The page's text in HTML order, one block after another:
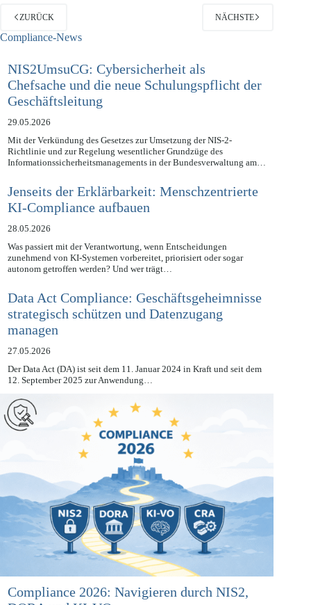
ZURÜCK
NIS2UmsuCG: Cybersicherheit als
Chefsache und die neue Schulungspflicht der
Geschäftsleitung
29.05.2026
Mit der Verkündung des Gesetzes zur Umsetzung der NIS-2-
Richtlinie und zur Regelung wesentlicher Grundzüge des
Jenseits der Erklärbarkeit: Menschzentrierte
KI-Compliance aufbauen
28.05.2026
Was passiert mit der Verantwortung, wenn Entscheidungen
zunehmend von KI-Systemen vorbereitet, priorisiert oder sogar
Data Act Compliance: Geschäftsgeheimnisse
strategisch schützen und Datenzugang
managen
27.05.2026
Der Data Act (DA) ist seit dem 11. Januar 2024 in Kraft und seit dem